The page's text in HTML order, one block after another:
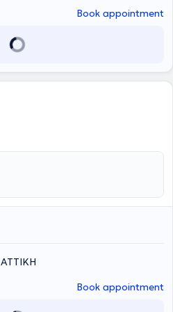
Book appointment
Book appointment